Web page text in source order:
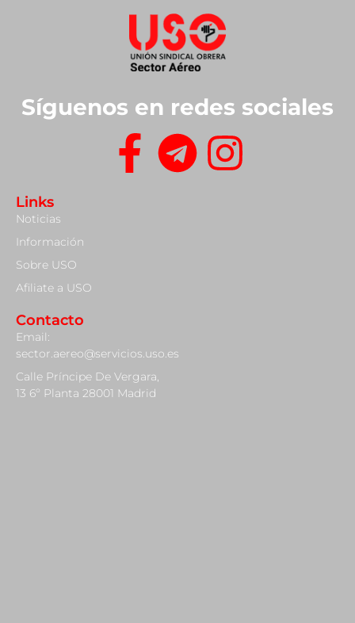
Síguenos en redes sociales
Links
Noticias
Información
Sobre USO
Afiliate a USO
Contacto
Email:
sector.aereo@servicios.uso.es
Calle Príncipe De Vergara,
13 6º Planta 28001 Madrid